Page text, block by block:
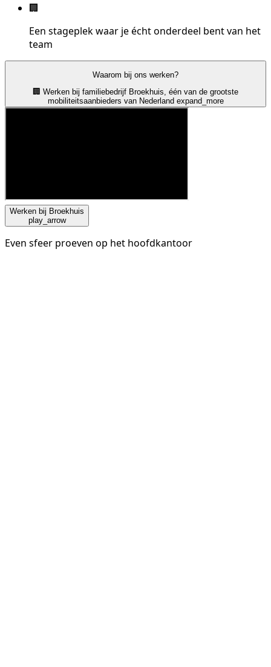
🏢
Een stageplek waar je écht onderdeel bent van het
team
Waarom bij ons werken?
🏢 Werken bij familiebedrijf Broekhuis, één van de grootste
mobiliteitsaanbieders van Nederland expand_more
Werken bij Broekhuis
play_arrow
Even sfeer proeven op het hoofdkantoor